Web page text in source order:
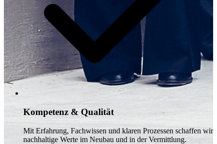
Kompetenz & Qualität
Mit Erfahrung, Fachwissen und klaren Prozessen schaffen wir
nachhaltige Werte im Neubau und in der Vermittlung.